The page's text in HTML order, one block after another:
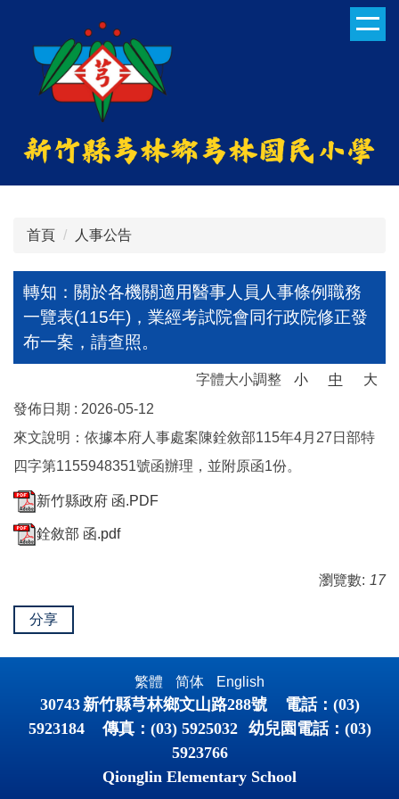
首頁 人事公告
轉知：關於各機關適用醫事人員人事條例職務
一覽表(115年)，業經考試院會同行政院修正發
布一案，請查照。
字體大小調整 小 中
大
發佈日期 : 2026-05-12
來文說明：依據本府人事處案陳銓敘部115年4月27日部特
四字第1155948351號函辦理，並附原函1份。
新竹縣政府 函.PDF
銓敘部 函.pdf
瀏覽數: 17
分享
繁體 简体 English
30743新竹縣芎林鄉文山路288號 電話： (03)
5923184傳真： (03) 5925032 幼兒園電話： (03)
5923766
Qionglin Elementary School